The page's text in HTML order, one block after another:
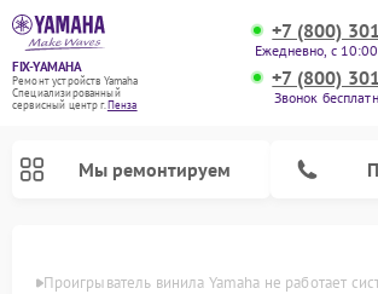
FIX-YAMAHA
Ремонт устройств Yamaha
Специализированный
cервисный центр г.Пенза
+7 (800)
Ежедневно, с
+7 (800)
Звонок
Мы ремонтируем
Проигрыватель винила Yamaha не работает